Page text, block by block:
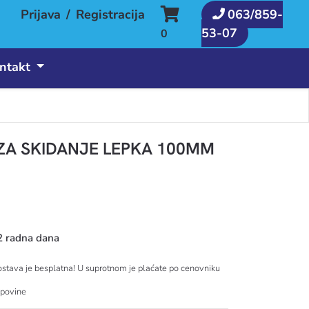
Prijava / Registracija
0
063/859-
53-07
SKIDANJE LEPKA 100MM
radna dana
je besplatna! U suprotnom je plaćate po cenovniku